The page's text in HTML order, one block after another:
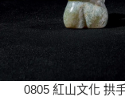
0805 紅山文化 拱